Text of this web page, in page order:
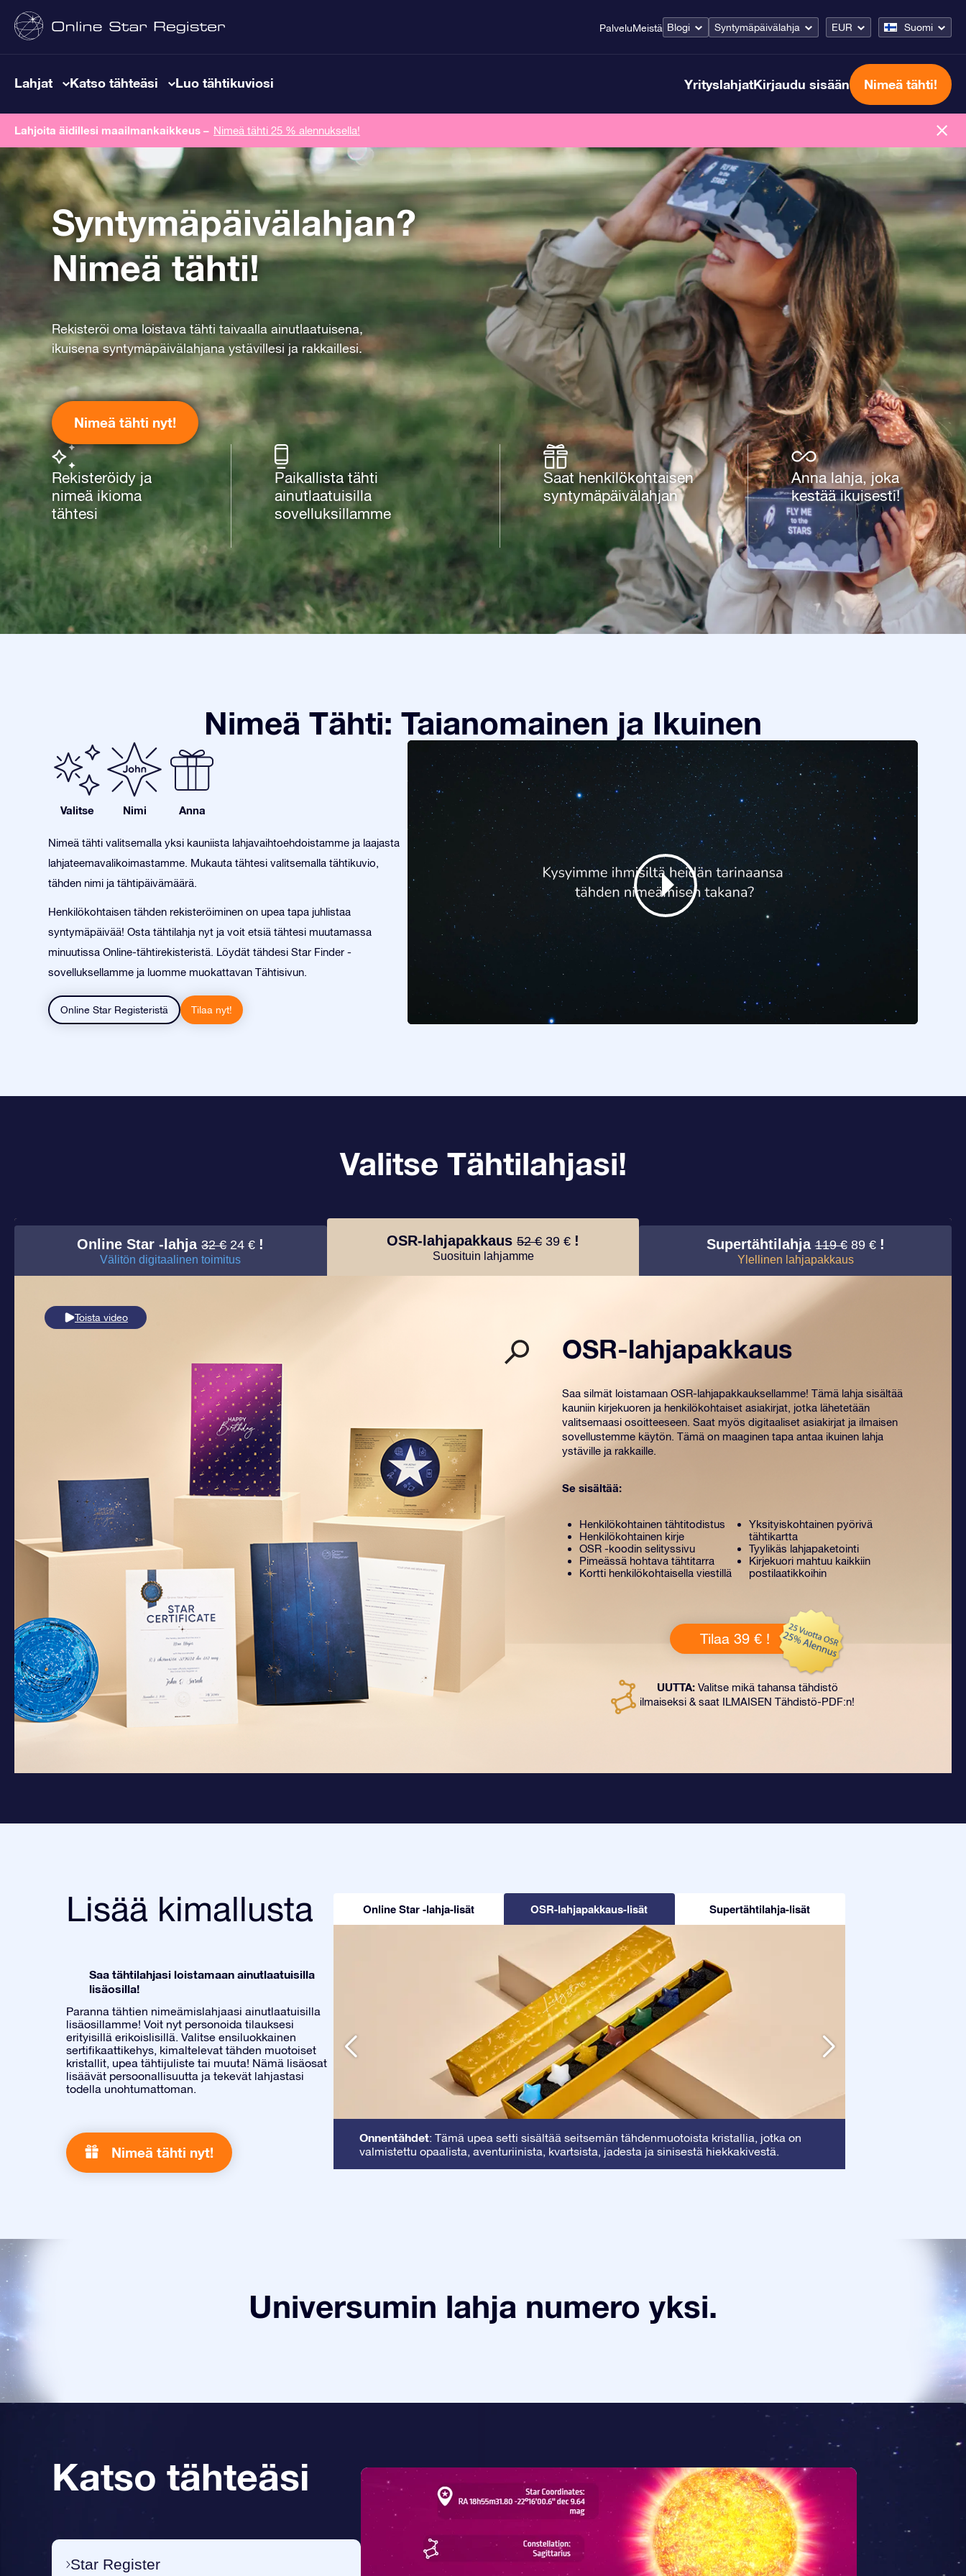
PalveluMeistä Blogi Syntymäpäivälahja EUR Suomi
Lahjat Katso tähteäsi Luo tähtikuviosi YrityslahjatKirjaudu sisään Nimeä tähti!
Lahjoita äidillesi maailmankaikkeus – Nimeä tähti 25 % alennuksella!
Syntymäpäivälahjan?
Nimeä tähti!
Rekisteröi oma loistava tähti taivaalla ainutlaatuisena,
ikuisena syntymäpäivälahjana ystävillesi ja rakkaillesi.
Nimeä tähti nyt!
Rekisteröidy ja
nimeä ikioma
tähtesi
Paikallista tähti
ainutlaatuisilla
sovelluksillamme
Saat henkilökohtaisen
syntymäpäivälahjan
Anna lahja, joka
kestää ikuisesti!
Nimeä Tähti: Taianomainen ja Ikuinen
Valitse Nimi Anna
Nimeä tähti valitsemalla yksi kauniista lahjavaihtoehdoistamme ja laajasta
lahjateemavalikoimastamme. Mukauta tähtesi valitsemalla tähtikuvio,
tähden nimi ja tähtipäivämäärä.
Henkilökohtaisen tähden rekisteröiminen on upea tapa juhlistaa
syntymäpäivää! Osta tähtilahja nyt ja voit etsiä tähtesi muutamassa
minuutissa Online-tähtirekisteristä. Löydät tähdesi Star Finder -
sovelluksellamme ja luomme muokattavan Tähtisivun.
Online Star Registeristä Tilaa nyt!
Valitse Tähtilahjasi!
Online Star -lahja32 € 24 € !
Välitön digitaalinen toimitus
OSR-lahjapakkaus 52 € 39 € !
Suosituin lahjamme
Supertähtilahja119 € 89 € !
Ylellinen lahjapakkaus
Toista video
OSR-lahjapakkaus
Saa silmät loistamaan OSR-lahjapakkauksellamme! Tämä lahja sisältää
kauniin kirjekuoren ja henkilökohtaiset ​​asiakirjat, jotka lähetetään
valitsemaasi osoitteeseen. Saat myös digitaaliset asiakirjat ja ilmaisen
sovellustemme käytön. Tämä on maaginen tapa antaa ikuinen lahja
ystäville ja rakkaille.
Se sisältää:
Henkilökohtainen tähtitodistus
Henkilökohtainen kirje
OSR -koodin selityssivu
Pimeässä hohtava tähtitarra
Kortti henkilökohtaisella viestillä
Yksityiskohtainen pyörivä
tähtikartta
Tyylikäs lahjapaketointi
Kirjekuori mahtuu kaikkiin
postilaatikkoihin
Tilaa 39 € !
UUTTA:Valitse mikä tahansa tähdistö
ilmaiseksi & saat ILMAISEN Tähdistö-PDF:n!
Lisää kimallusta
Saa tähtilahjasi loistamaan ainutlaatuisilla
lisäosilla!
Paranna tähtien nimeämislahjaasi ainutlaatuisilla
lisäosillamme! Voit nyt personoida tilauksesi
erityisillä erikoislisillä. Valitse ensiluokkainen
sertifikaattikehys, kimaltelevat tähden muotoiset
kristallit, upea tähtijuliste tai muuta! Nämä lisäosat
lisäävät persoonallisuutta ja tekevät lahjastasi
todella unohtumattoman.
Nimeä tähti nyt!
Online Star -lahja-lisät OSR-lahjapakkaus-lisät Supertähtilahja-lisät
Onnentähdet: Tämä upea setti sisältää seitsemän tähdenmuotoista kristallia, jotka on
valmistettu opaalista, aventuriinista, kvartsista, jadesta ja sinisestä hiekkakivestä.
Universumin lahja numero yksi.
Katso tähteäsi
Star Register